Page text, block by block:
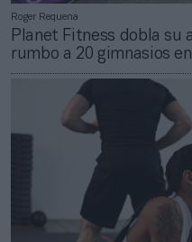
Roger Requena
Planet Fitness dobla su
rumbo a 20 gimnasios